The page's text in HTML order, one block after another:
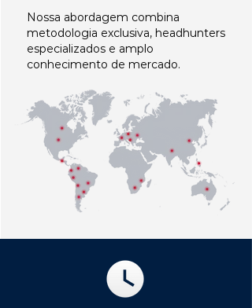
Nossa abordagem combina
metodologia exclusiva, headhunters
especializados e amplo
conhecimento de mercado.